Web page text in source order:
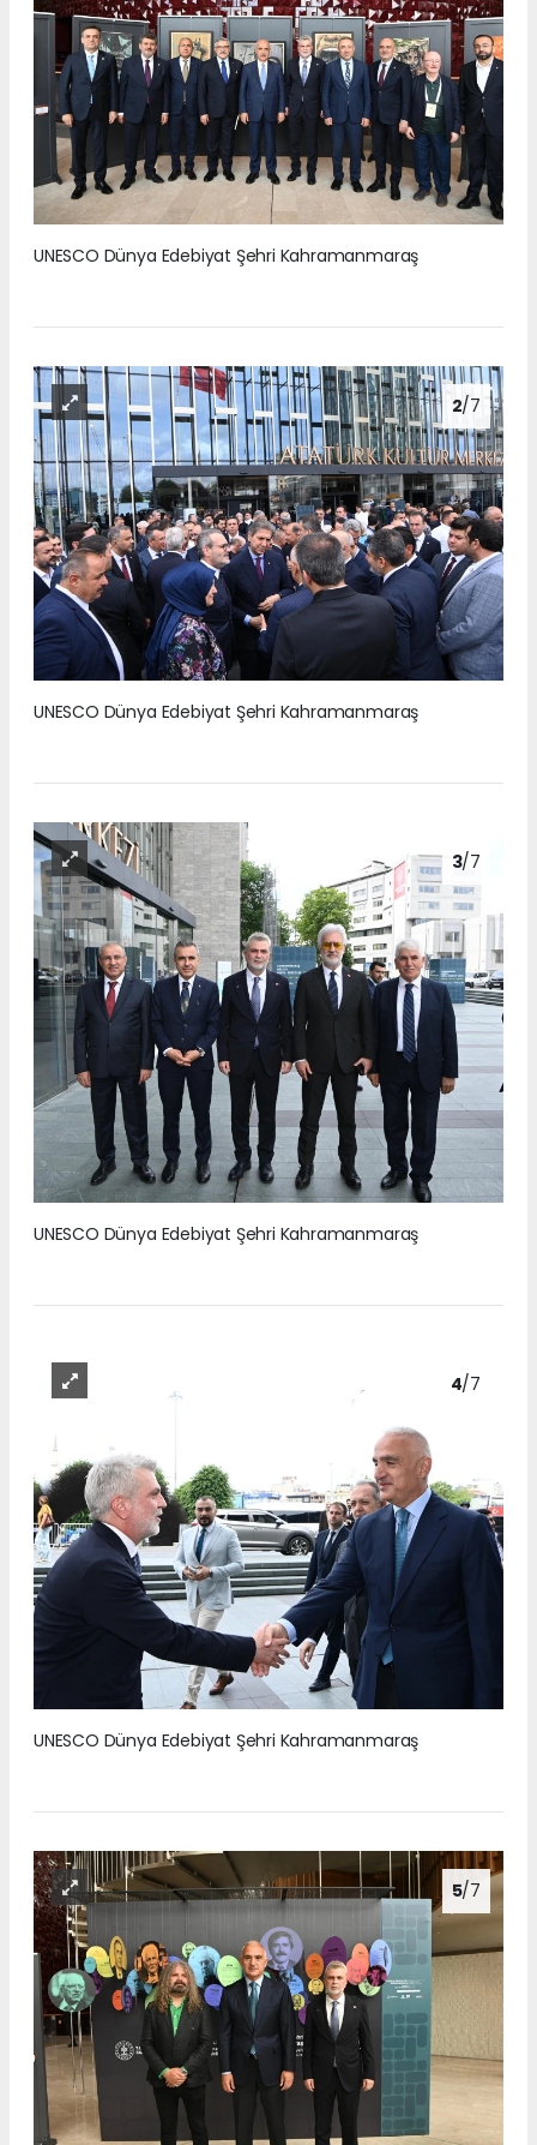
UNESCO Dünya Edebiyat Şehri Kahramanmaraş
2/7
UNESCO Dünya Edebiyat Şehri Kahramanmaraş
3/7
UNESCO Dünya Edebiyat Şehri Kahramanmaraş
4/7
UNESCO Dünya Edebiyat Şehri Kahramanmaraş
5/7